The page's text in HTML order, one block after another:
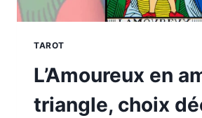
TAROT
L’Amoureux en
triangle, choix